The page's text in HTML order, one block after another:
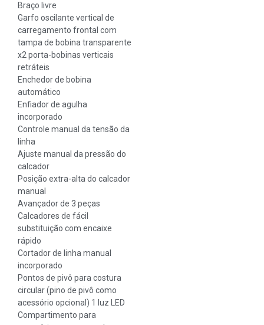
Braço livre
Garfo oscilante vertical de
carregamento frontal com
tampa de bobina transparente
x2 porta-bobinas verticais
retráteis
Enchedor de bobina
automático
Enfiador de agulha
incorporado
Controle manual da tensão da
linha
Ajuste manual da pressão do
calcador
Posição extra-alta do calcador
manual
Avançador de 3 peças
Calcadores de fácil
substituição com encaixe
rápido
Cortador de linha manual
incorporado
Pontos de pivô para costura
circular (pino de pivô como
acessório opcional) 1 luz LED
Compartimento para